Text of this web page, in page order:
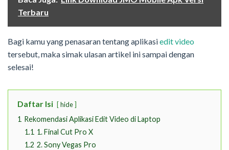
Terbaru
Bagi kamu yang penasaran tentang aplikasiedit video
tersebut, maka simak ulasan artikel ini sampai dengan
selesai!
Daftar Isi hide
1 Rekomendasi Aplikasi Edit Video di Laptop
1.1 1. Final Cut Pro X
1.2 2. Sony Vegas Pro